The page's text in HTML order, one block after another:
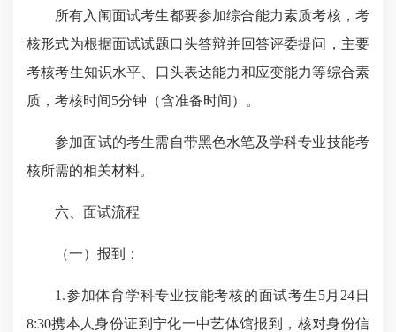
所有入闱面试考生都要参加综合能力素质考核，考
核形式为根据面试试题口头答辩并回答评委提问，主要
考核考生知识水平、口头表达能力和应变能力等综合素
质，考核时间5分钟（含准备时间）。
参加面试的考生需自带黑色水笔及学科专业技能考
核所需的相关材料。
六、面试流程
（一）报到：
1.参加体育学科专业技能考核的面试考生5月24日
8:30携本人身份证到宁化一中艺体馆报到，核对身份信